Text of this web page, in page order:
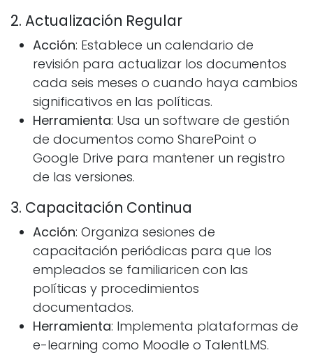
2. Actualización Regular
Acción: Establece un calendario de
revisión para actualizar los documentos
cada seis meses o cuando haya cambios
significativos en las políticas.
Herramienta: Usa un software de gestión
de documentos como SharePoint o
Google Drive para mantener un registro
de las versiones.
3. Capacitación Continua
Acción: Organiza sesiones de
capacitación periódicas para que los
empleados se familiaricen con las
políticas y procedimientos
documentados.
Herramienta: Implementa plataformas de
e-learning como Moodle o TalentLMS.